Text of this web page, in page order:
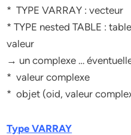
* TYPE VARRAY : vecteur
* TYPE nested TABLE :
valeur
→ un complexe …
* valeur complexe
* objet (oid, valeur
Type VARRAY